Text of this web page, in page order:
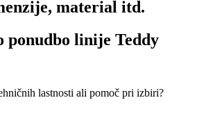
material itd.
ponudbo linije Teddy
lastnosti ali pomoč pri izbiri?